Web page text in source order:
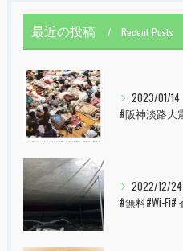
最近の投稿 Recent Posts
2023/01/14
2022/12/24